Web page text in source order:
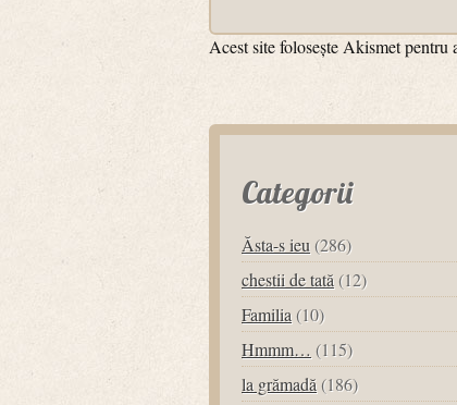
Acest site folosește Akismet pentru
Categorii
Ăsta-s ieu (286)
chestii de tată (12)
Familia (10)
Hmmm… (115)
la grămadă (186)